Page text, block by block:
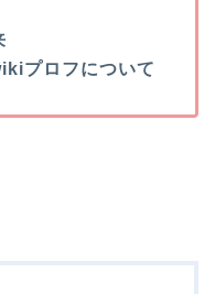
プロフについて